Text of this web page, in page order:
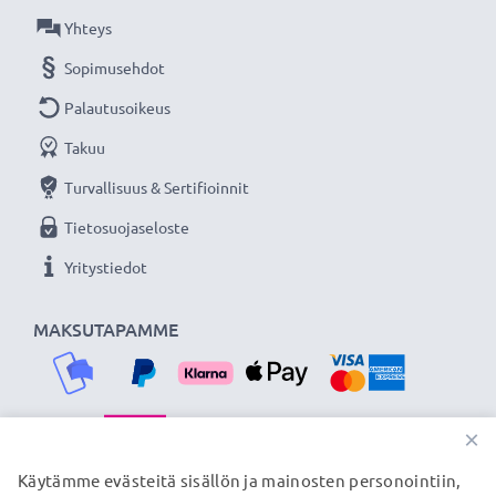
★ 3 vuoden takuu ★
Olemme vuonna 2004 perustettu kansainvälinen
verkkokauppa, joka tarjoaa laadukkaita tuotteita, ja
siksi tarjoamme 36 kuukauden takuun!
MAKSUTAPAMME
Yhteys
Sopimusehdot
Palautusoikeus
Takuu
Turvallisuus & Sertifioinnit
Tietosuojaseloste
Yritystiedot
TOIMITUSKUMPPANIMME
×
Käytämme evästeitä sisällön ja mainosten personointiin,